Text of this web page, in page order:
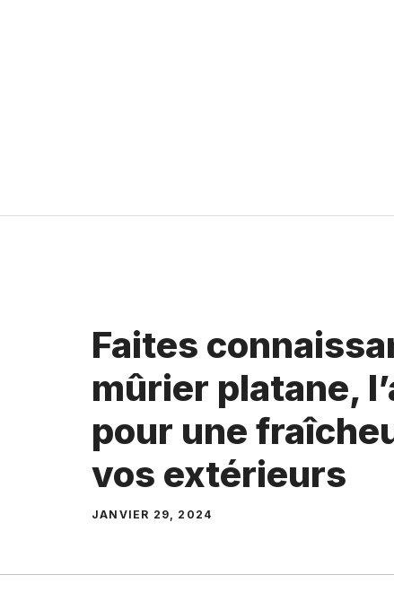
Faites
mûrier platane,
pour une
vos extérieurs
JANVIER 29, 2024